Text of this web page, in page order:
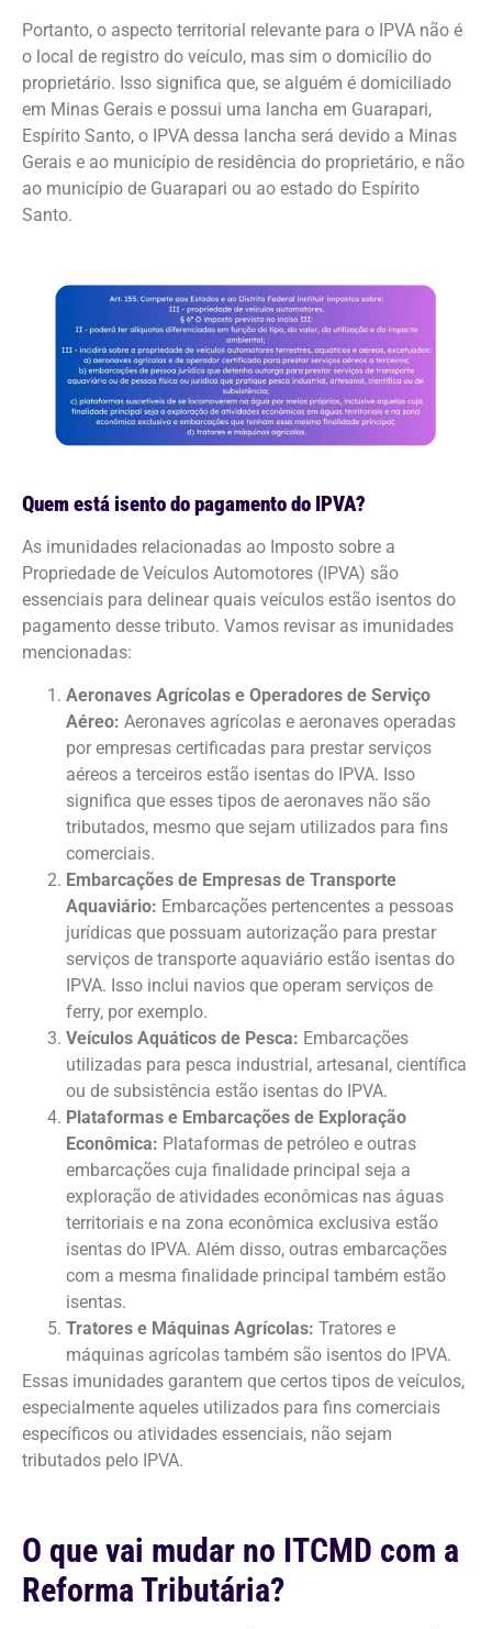
Portanto, o aspecto territorial relevante para o IPVA não é
o local de registro do veículo, mas sim o domicílio do
proprietário. Isso significa que, se alguém é domiciliado
em Minas Gerais e possui uma lancha em Guarapari,
Espírito Santo, o IPVA dessa lancha será devido a Minas
Gerais e ao município de residência do proprietário, e não
ao município de Guarapari ou ao estado do Espírito
Santo.
Quem está isento do pagamento do IPVA?
As imunidades relacionadas ao Imposto sobre a
Propriedade de Veículos Automotores (IPVA) são
essenciais para delinear quais veículos estão isentos do
pagamento desse tributo. Vamos revisar as imunidades
mencionadas:
Aeronaves Agrícolas e Operadores de Serviço
Aéreo: Aeronaves agrícolas e aeronaves operadas
por empresas certificadas para prestar serviços
aéreos a terceiros estão isentas do IPVA. Isso
significa que esses tipos de aeronaves não são
tributados, mesmo que sejam utilizados para fins
comerciais.
Embarcações de Empresas de Transporte
Aquaviário: Embarcações pertencentes a pessoas
jurídicas que possuam autorização para prestar
serviços de transporte aquaviário estão isentas do
IPVA. Isso inclui navios que operam serviços de
ferry, por exemplo.
Veículos Aquáticos de Pesca: Embarcações
utilizadas para pesca industrial, artesanal, científica
ou de subsistência estão isentas do IPVA.
Plataformas e Embarcações de Exploração
Econômica: Plataformas de petróleo e outras
embarcações cuja finalidade principal seja a
exploração de atividades econômicas nas águas
territoriais e na zona econômica exclusiva estão
isentas do IPVA. Além disso, outras embarcações
com a mesma finalidade principal também estão
isentas.
Tratores e Máquinas Agrícolas: Tratores e
máquinas agrícolas também são isentos do IPVA.
Essas imunidades garantem que certos tipos de veículos,
especialmente aqueles utilizados para fins comerciais
específicos ou atividades essenciais, não sejam
tributados pelo IPVA.
O que vai mudar no ITCMD com a
Reforma Tributária?